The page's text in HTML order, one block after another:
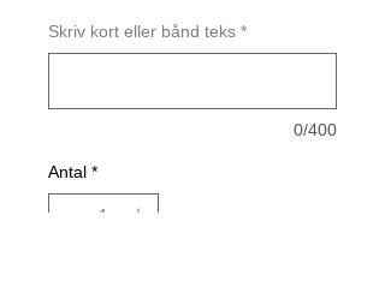
Skriv kort eller bånd teks *
0/400
Antal *